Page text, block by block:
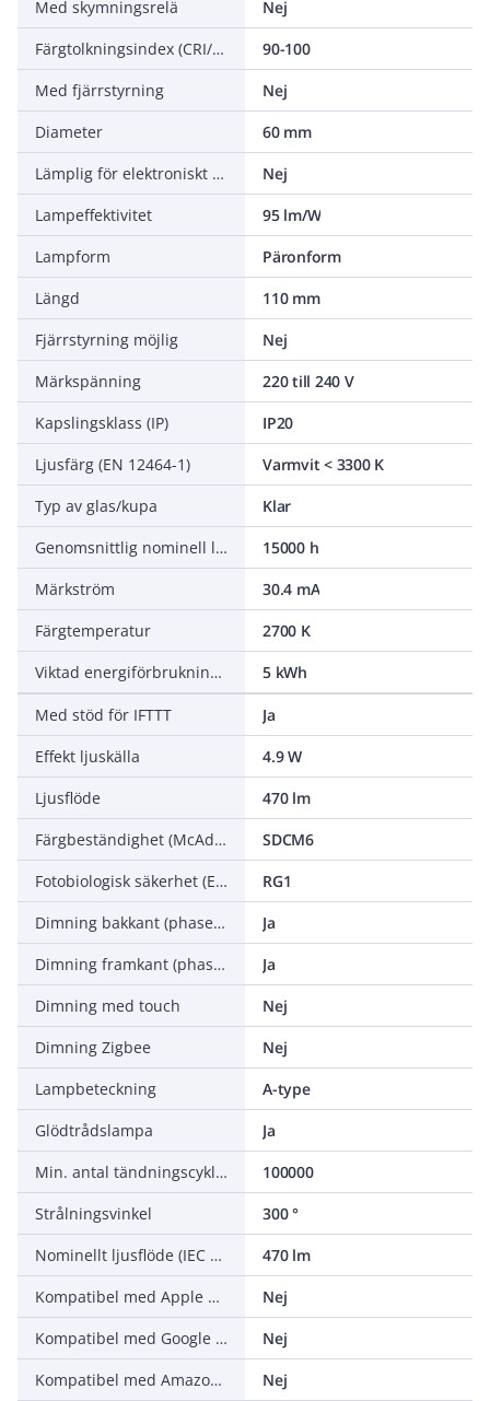
Med skymningsrelä
Nej
Färgtolkningsindex (CRI/Ra)
90-100
Med fjärrstyrning
Nej
Diameter
60 mm
Lämplig för elektroniskt drivdon
Nej
Lampeffektivitet
95 lm/W
Lampform
Päronform
Längd
110 mm
Fjärrstyrning möjlig
Nej
Märkspänning
220 till 240 V
Kapslingsklass (IP)
IP20
Ljusfärg (EN 12464-1)
Varmvit < 3300 K
Typ av glas/kupa
Klar
Genomsnittlig nominell livslängd
15000 h
Märkström
30.4 mA
Färgtemperatur
2700 K
Viktad energiförbrukning under 1000 timmar
5 kWh
Med stöd för IFTTT
Ja
Effekt ljuskälla
4.9 W
Ljusflöde
470 lm
Färgbeständighet (McAdam ellipse)
SDCM6
Fotobiologisk säkerhet (EN 62471)
RG1
Dimning bakkant (phase cut-off)
Ja
Dimning framkant (phase cut-on)
Ja
Dimning med touch
Nej
Dimning Zigbee
Nej
Lampbeteckning
A-type
Glödtrådslampa
Ja
Min. antal tändningscykler
100000
Strålningsvinkel
300 °
Nominellt ljusflöde (IEC 62612)
470 lm
Kompatibel med Apple HomeKit
Nej
Kompatibel med Google Assistant
Nej
Kompatibel med Amazon Alexa
Nej